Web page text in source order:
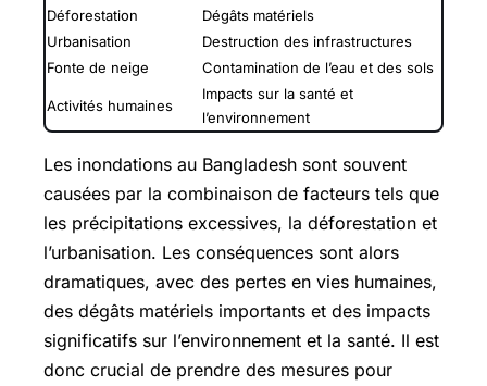
Déforestation
Dégâts matériels
Urbanisation
Destruction des infrastructures
Fonte de neige
Contamination de l’eau et des sols
Activités humaines
Impacts sur la santé et
l’environnement
Les inondations au Bangladesh sont souvent
causées par la combinaison de facteurs tels que
les précipitations excessives, la déforestation et
l’urbanisation. Les conséquences sont alors
dramatiques, avec des pertes en vies humaines,
des dégâts matériels importants et des impacts
significatifs sur l’environnement et la santé. Il est
donc crucial de prendre des mesures pour